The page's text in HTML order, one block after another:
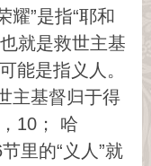
耀”是指“耶和
就是救世主基
能是指义人。
主基督归于得
10； 哈
里的“义人”就